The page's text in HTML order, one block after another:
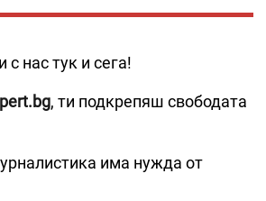
с нас тук и сега!
, ти подкрепяш свободата
има нужда от